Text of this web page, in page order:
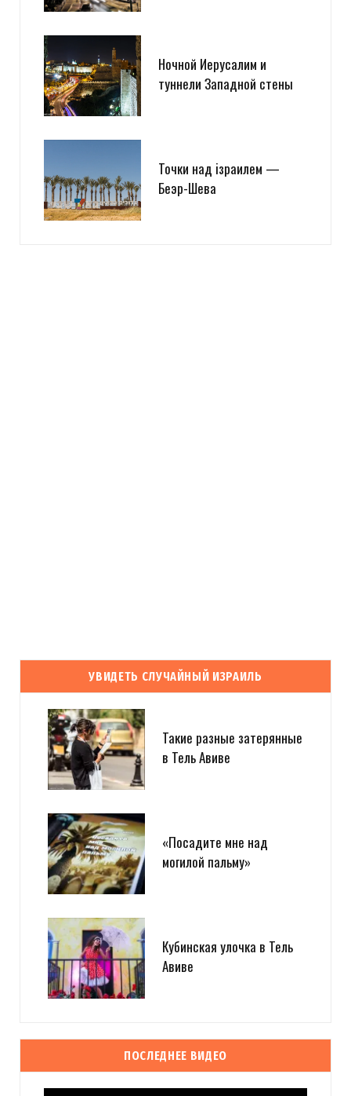
Ночной Иерусалим и
туннели Западной стены
Точки над iзраилем —
Беэр-Шева
УВИДЕТЬ СЛУЧАЙНЫЙ ИЗРАИЛЬ
Такие разные затерянные
в Тель Авиве
«Посадите мне над
могилой пальму»
Кубинская улочка в Тель
Авиве
ПОСЛЕДНЕЕ ВИДЕО